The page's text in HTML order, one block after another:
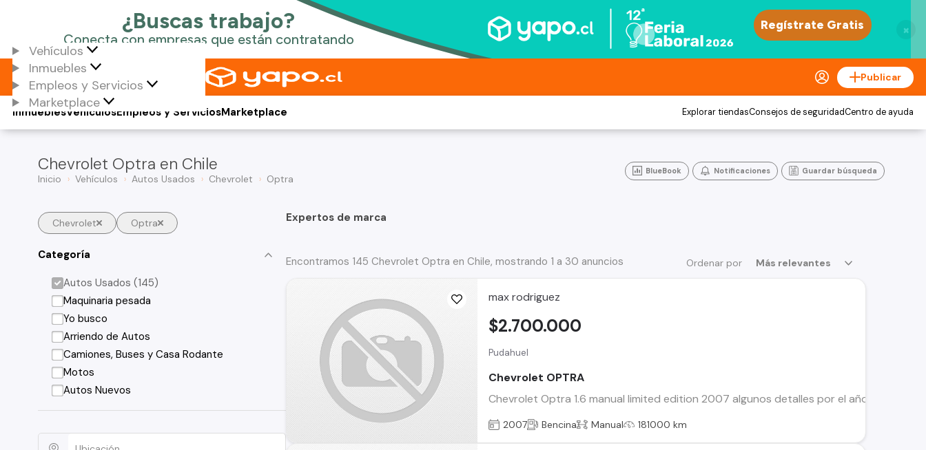
×
Vehículos
Inmuebles
Empleos y Servicios
Marketplace
Publicar
Vehículos
Inmuebles Empleos y ServiciosMarketplace Explorar tiendasConsejos de seguridadCentro de ayuda
Chevrolet Optra en Chile
Inicio Vehículos Autos Usados Chevrolet Optra
BlueBook Notificaciones Guardar búsqueda
Chevrolet Optra
Categoría
Autos Usados (145)
Maquinaria pesada
Yo busco
Arriendo de Autos
Camiones, Buses y Casa Rodante
Motos
Autos Nuevos
Expertos de marca
Ordenar por Más relevantes
Encontramos 145 Chevrolet Optra en Chile, mostrando 1 a 30 anuncios
max rodriguez
Pudahuel
Chevrolet OPTRA
Chevrolet Optra 1.6 manual limited edition 2007 algunos detalles por el año, uso
$2.700.000
2007 Bencina Manual 181000 km